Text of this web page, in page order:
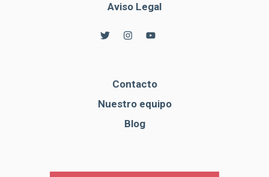
Aviso Legal
Contacto
Nuestro equipo
Blog